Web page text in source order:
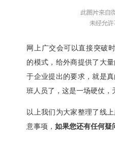
网上广交会可以直接突破
的模式，给外商提供了大
于企业提出的要求，就是
班人员了，这是一场硬仗，
以上我们为大家整理了线
意事项，如果您还有任何疑